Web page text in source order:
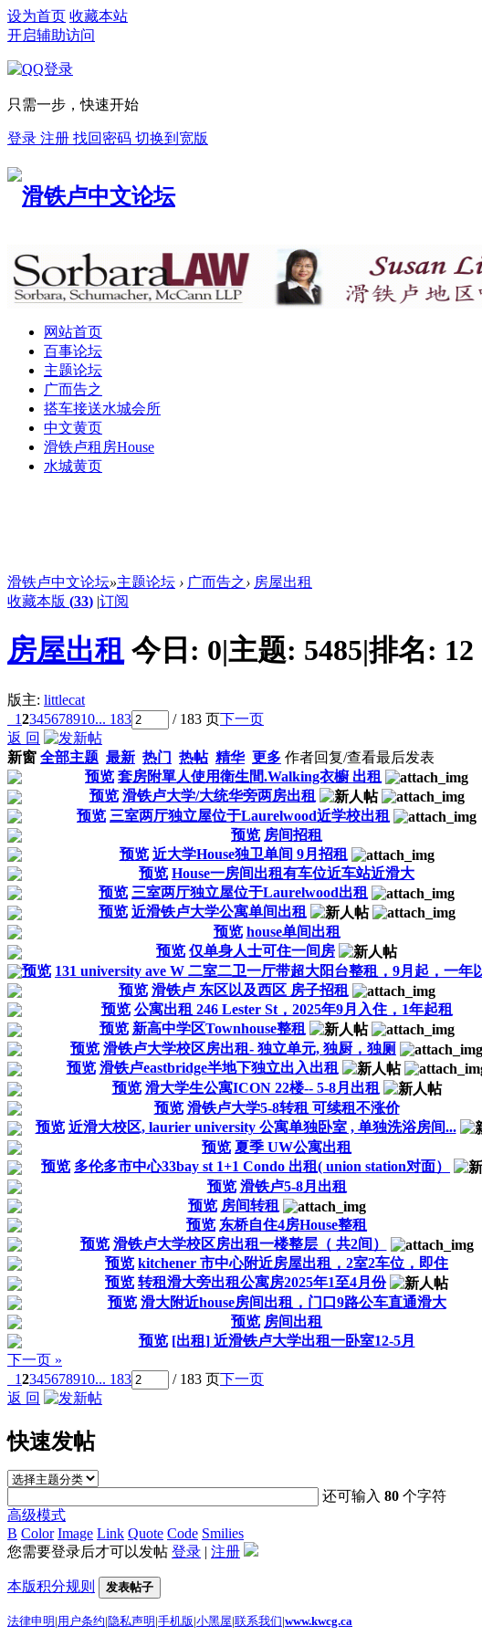
设为首页 收藏本站
开启辅助访问
只需一步，快速开始
登录 注册 找回密码 切换到宽版
网站首页
百事论坛
主题论坛
广而告之
搭车接送水城会所
中文黄页
滑铁卢租房House
水城黄页
滑铁卢中文论坛»主题论坛 › 广而告之› 房屋出租
收藏本版 (33) |订阅
房屋出租 今日: 0|主题: 5485|排名: 12
版主: littlecat
12345678910... 183 / 183 页下一页
返 回
新窗 全部主题 最新 热门 热帖 精华 更多 作者回复/查看最后发表
预览 套房附單人使用衛生間.Walking衣櫥 出租
预览 滑铁卢大学/大统华旁两房出租
预览 三室两厅独立屋位于Laurelwood近学校出租
预览 房间招租
预览 近大学House独卫单间 9月招租
预览 House一房间出租有车位近车站近滑大
预览 三室两厅独立屋位于Laurelwood出租
预览 近滑铁卢大学公寓单间出租
预览 house单间出租
预览 仅单身人士可住一间房
预览 131 university ave W 二室二卫一厅带超大阳台整租，9月起，一年
预览 滑铁卢 东区以及西区 房子招租
预览 公寓出租 246 Lester St，2025年9月入住，1年起租
预览 新高中学区Townhouse整租
预览 滑铁卢大学校区房出租- 独立单元, 独厨，独厕
预览 滑铁卢eastbridge半地下独立出入出租
预览 滑大学生公寓ICON 22楼-- 5-8月出租
预览 滑铁卢大学5-8转租 可续租不涨价
预览 近滑大校区, laurier university 公寓单独卧室 , 单独洗浴房间...
预览 夏季 UW公寓出租
预览 多伦多市中心33bay st 1+1 Condo 出租( union station对面）
预览 滑铁卢5-8月出租
预览 房间转租
预览 东桥自住4房House整租
预览 滑铁卢大学校区房出租一楼整层（ 共2间）
预览 kitchener 市中心附近房屋出租，2室2车位，即住
预览 转租滑大旁出租公寓房2025年1至4月份
预览 滑大附近house房间出租，门口9路公车直通滑大
预览 房间出租
预览 [出租] 近滑铁卢大学出租一卧室12-5月
下一页 »
12345678910... 183 / 183 页下一页
返 回
快速发帖
还可输入80 个字符
高级模式
B Color Image Link Quote Code Smilies
您需要登录后才可以发帖 登录 | 注册
本版积分规则 发表帖子
法律申明|用户条约|隐私声明|手机版|小黑屋|联系我们|www.kwcg.ca